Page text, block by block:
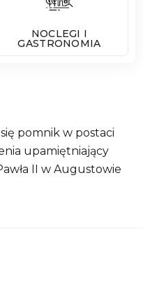
NOCLEGI I
GASTRONOMIA
pomnik w postaci
upamiętniający
II w Augustowie